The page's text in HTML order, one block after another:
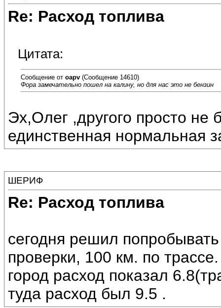
Re: Расход топлива
Цитата:
Сообщение от oapv (Сообщение 14610)
Фора замечательно пошел на калину, но для нас это не бензин
Эх,Олег ,другого просто не
единственная нормальная
ШЕРИФ
Re: Расход топлива
сегодня решил
проверки, 100 км. по
город расход показал
туда расход был 9.5 .